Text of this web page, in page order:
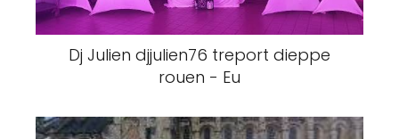
Dj Julien djjulien76 treport dieppe
rouen - Eu